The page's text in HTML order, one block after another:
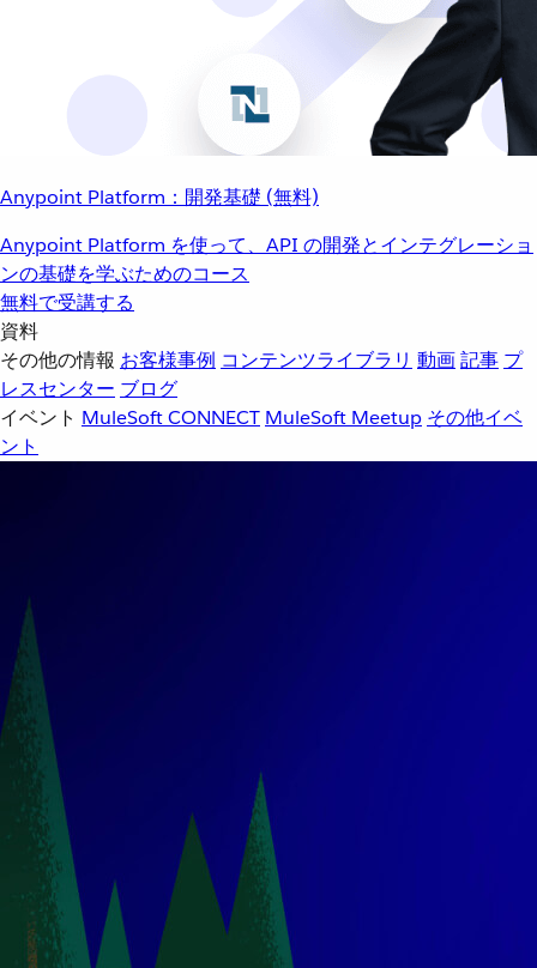
Anypoint Platform：開発基礎 (無料)
Anypoint Platform を使って、API の開発とインテグレーショ
ンの基礎を学ぶためのコース
無料で受講する
資料
その他の情報 お客様事例 コンテンツライブラリ 動画記事 プ
レスセンター ブログ
イベント MuleSoft CONNECT MuleSoft Meetup その他イベ
ント